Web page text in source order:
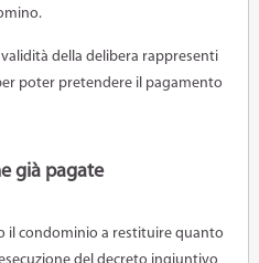
della delibera rappresenti
poter pretendere il pagamento
già pagate
il condominio a restituire quanto